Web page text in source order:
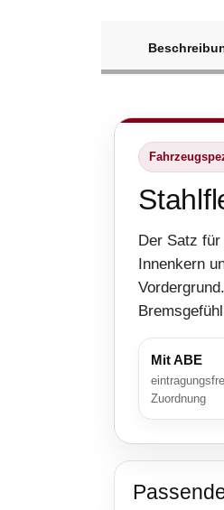
Der Satz für
Innenkern
Mit ABE
Zuordnung